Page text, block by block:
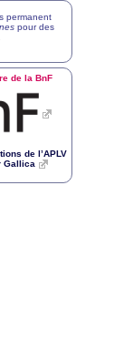
permanent
pour des
de la BnF
de l’APLV
Gallica